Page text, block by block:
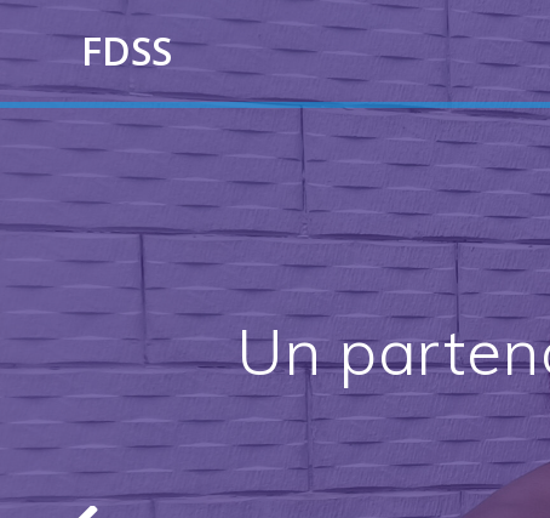
Skip
FDSS
Un